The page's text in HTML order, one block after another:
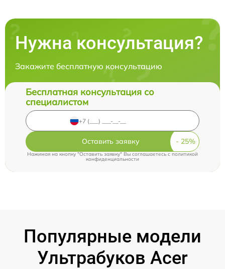
Нужна консультация?
Закажите бесплатную консультацию
Бесплатная консультация со
специалистом
Оставить заявку
Нажимая на кнопку "Оставить заявку" Вы соглашаетесь cполитикой
конфиденциальности
Популярные модели
Ультрабуков Acer